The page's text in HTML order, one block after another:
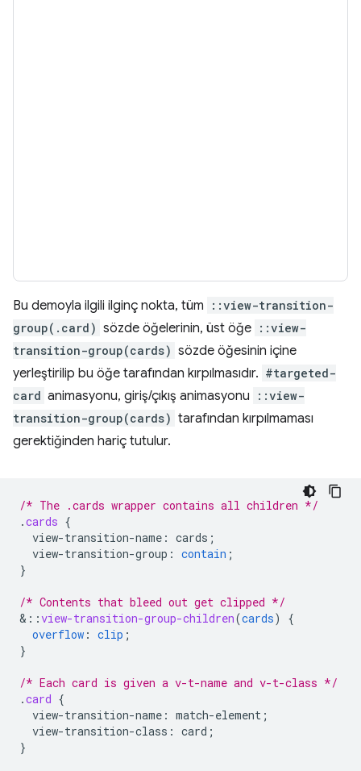
Bu demoyla ilgili ilginç nokta, tüm
::view-transition-
group(.card) sözde öğelerinin, üst öğe ::view-
transition-group(cards) sözde öğesinin içine
yerleştirilip bu öğe tarafından kırpılmasıdır. #targeted-
card animasyonu, giriş/çıkış animasyonu
::view-
transition-group(cards) tarafından kırpılmaması
gerektiğinden hariç tutulur.
/* The .cards wrapper contains all children */
.cards {
view-transition-name : cards ;
view-transition-group : contain ;
}
/* Contents that bleed out get clipped */
& ::view-transition-group-children(cards)
{
overflow : clip ;
}
/* Each card is given a v-t-name and v-t-class */
.card {
view-transition-name : match-element ;
view-transition-class : card ;
}